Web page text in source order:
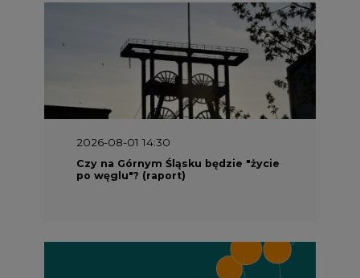
2026-08-01 14:30
Czy na Górnym Śląsku będzie "życie
po węglu"? (raport)